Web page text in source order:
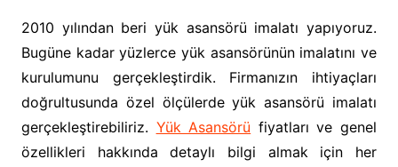
2010 yılından beri yük asansörü imalatı yapıyoruz.
Bugüne kadar yüzlerce yük asansörünün imalatını ve
kurulumunu gerçekleştirdik. Firmanızın ihtiyaçları
doğrultusunda özel ölçülerde yük asansörü imalatı
gerçekleştirebiliriz. Yük Asansörü fiyatları ve genel
özellikleri hakkında detaylı bilgi almak için her